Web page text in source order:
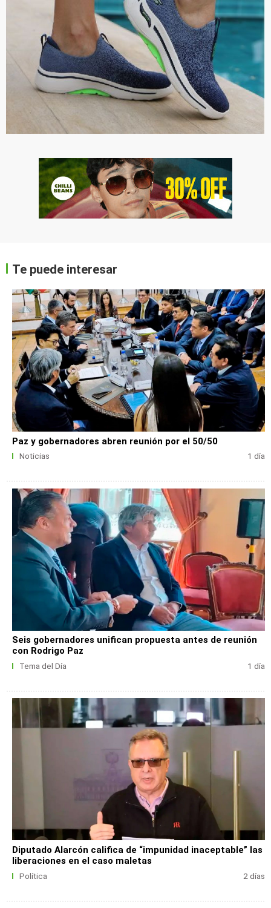
Te puede interesar
Paz y gobernadores abren reunión por el 50/50
Noticias 1 día
Seis gobernadores unifican propuesta antes de reunión
con Rodrigo Paz
Tema del Día 1 día
Diputado Alarcón califica de “impunidad inaceptable” las
liberaciones en el caso maletas
Política 2 días